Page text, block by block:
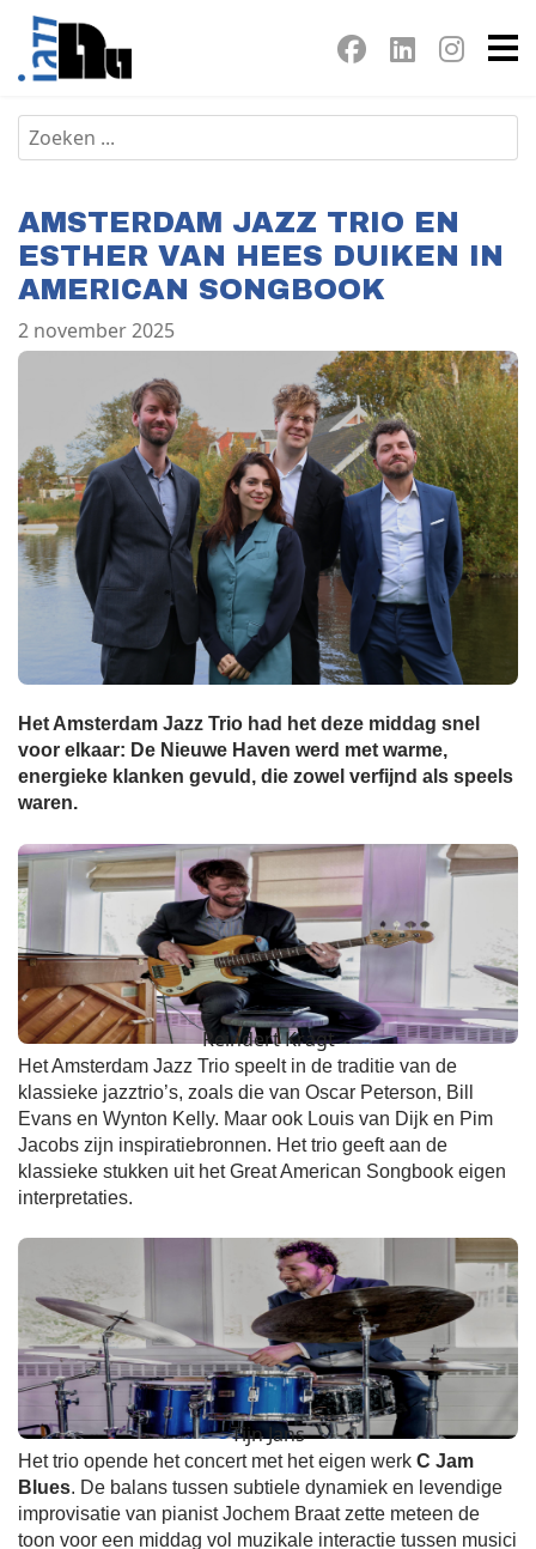
AMSTERDAM JAZZ TRIO EN
ESTHER VAN HEES DUIKEN IN
AMERICAN SONGBOOK
2 november 2025
Het Amsterdam Jazz Trio had het deze middag snel
voor elkaar: De Nieuwe Haven werd met warme,
energieke klanken gevuld, die zowel verfijnd als speels
waren.
Reindert Kragt
Het Amsterdam Jazz Trio speelt in de traditie van de
klassieke jazztrio’s, zoals die van Oscar Peterson, Bill
Evans en Wynton Kelly. Maar ook Louis van Dijk en Pim
Jacobs zijn inspiratiebronnen. Het trio geeft aan de
klassieke stukken uit het Great American Songbook eigen
interpretaties.
Tijn Jans
Het trio opende het concert met het eigen werk C Jam
Blues. De balans tussen subtiele dynamiek en levendige
improvisatie van pianist Jochem Braat zette meteen de
toon voor een middag vol muzikale interactie tussen musici